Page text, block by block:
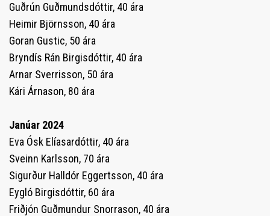
Guðrún Guðmundsdóttir, 40 ára
Heimir Björnsson, 40 ára
Goran Gustic, 50 ára
Bryndís Rán Birgisdóttir, 40 ára
Arnar Sverrisson, 50 ára
Kári Árnason, 80 ára
Janúar 2024
Eva Ósk Elíasardóttir, 40 ára
Sveinn Karlsson, 70 ára
Sigurður Halldór Eggertsson, 40 ára
Eygló Birgisdóttir, 60 ára
Friðjón Guðmundur Snorrason, 40 ára